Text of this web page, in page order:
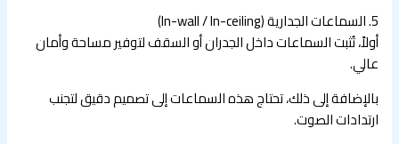
5. السماعات الجدارية (In-wall / In-ceiling)
أولاً، تُثبت السماعات داخل الجدران أو السقف لتوفير مساحة وأمان
عالي.
بالإضافة إلى ذلك، تحتاج هذه السماعات إلى تصميم دقيق لتجنب
ارتدادات الصوت.